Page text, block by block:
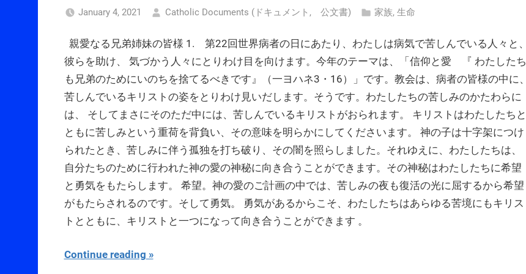
January 4, 2021 Catholic Documents (ドキュメント, 公文書) 家族, 生命
親愛なる兄弟姉妹の皆様 1. 第22回世界病者の日にあたり、わたしは病気で苦しんでいる人々と、
彼らを助け、 気づかう人々にとりわけ目を向けます。今年のテーマは、「信仰と愛 『 わたしたち
も兄弟のためにいのちを捨てるべきです』（一ヨハネ3・16）」です。教会は、病者の皆様の中に、
苦しんでいるキリストの姿をとりわけ見いだします。そうです。わたしたちの苦しみのかたわらに
は、 そしてまさにそのただ中には、苦しんでいるキリストがおられます。 キリストはわたしたちと
ともに苦しみという重荷を背負い、その意味を明らかにしてくださいます。 神の子は十字架につけ
られたとき、苦しみに伴う孤独を打ち破り、その闇を照らしました。それゆえに、わたしたちは、
自分たちのために行われた神の愛の神秘に向き合うことができます。その神秘はわたしたちに希望
と勇気をもたらします。 希望。神の愛のご計画の中では、苦しみの夜も復活の光に屈するから希望
がもたらされるのです。そして勇気。 勇気があるからこそ、わたしたちはあらゆる苦境にもキリス
トとともに、キリストと一つになって向き合うことができます 。
Continue reading